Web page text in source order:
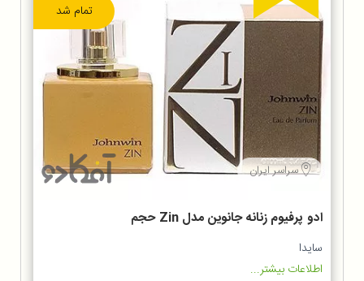
تمام شد
سراسر ایران
ادو پرفیوم زنانه جانوین مدل Zin حجم
100 میلی لیتر
سایدا
اطلاعات بیشتر...